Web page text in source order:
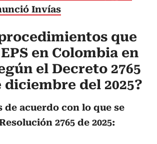
Invías
que
en Colombia en
el Decreto 2765
diciembre del 2025?
de acuerdo con lo que se
2765 de 2025: